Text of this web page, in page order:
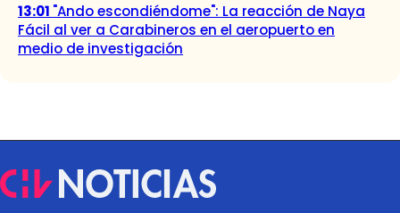
13:01 "Ando escondiéndome": La reacción de Naya
Fácil al ver a Carabineros en el aeropuerto en
medio de investigación